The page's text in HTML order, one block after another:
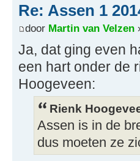
Re: Assen 1
door Martin van Velzen
Ja, dat ging even
een hart onder de
Hoogeveen:
Rienk
Assen is in de
dus moeten ze